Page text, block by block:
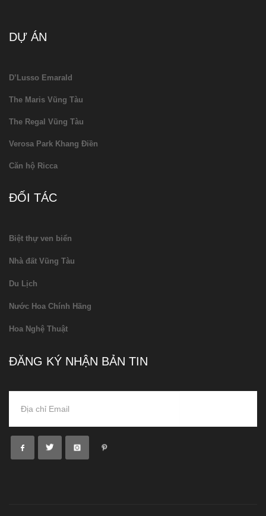
DỰ ÁN
D’Lusso Emarald
The Maris Vũng Tàu
The Regal Vũng Tàu
Verosa Park Khang Điền
Căn hộ Ricca
ĐỐI TÁC
Biệt thự ven biển
Nhà đất Vũng Tàu
Du Lịch
Nước Hoa Chính Hãng
Hoa Nghệ Thuật
ĐĂNG KÝ NHẬN BẢN TIN